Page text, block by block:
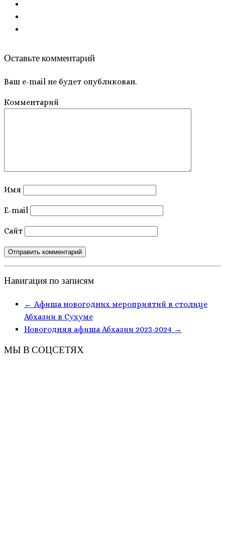
Оставьте комментарий
Ваш e-mail не будет опубликован.
Комментарий
Имя
E-mail
Сайт
Навигация по записям
← Афиша новогодних мероприятий в столице
Абхазии в Сухуме
Новогодняя афиша Абхазии 2023-2024 →
МЫ В СОЦСЕТЯХ